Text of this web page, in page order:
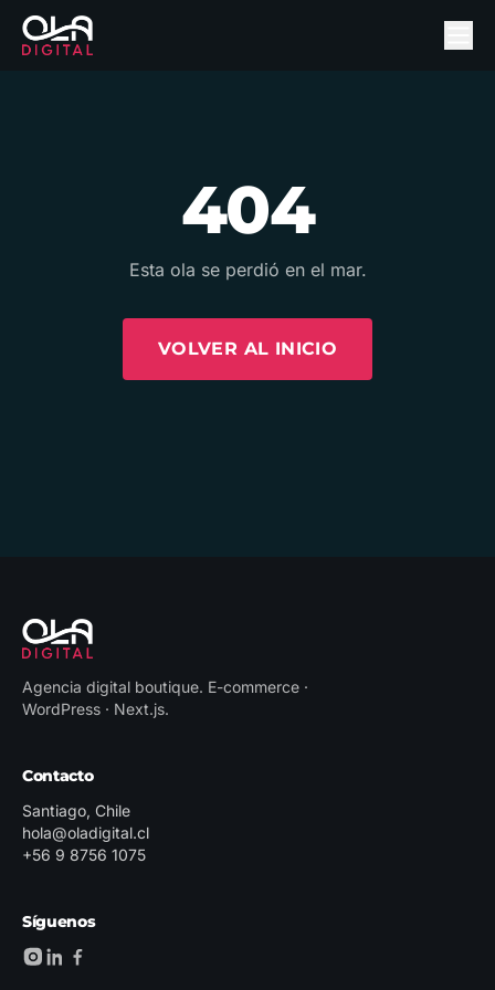
404
Esta ola se perdió en el mar.
VOLVER AL INICIO
Agencia digital boutique. E-commerce ·
WordPress · Next.js.
Contacto
Santiago, Chile
hola@oladigital.cl
+56 9 8756 1075
Síguenos